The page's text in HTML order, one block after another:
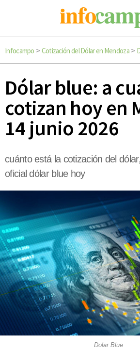
Infocampo > Cotización del Dólar en Mendoza>
Dólar blue: a
cotizan hoy en
14 junio 2026
cuánto está la cotización del
oficial dólar blue hoy
Dolar Blue